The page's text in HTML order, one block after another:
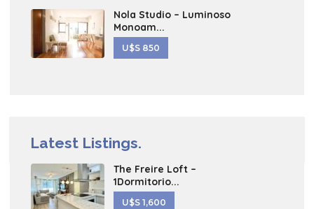
Nola Studio – Luminoso
Monoam...
U$S 850
Latest Listings.
The Freire Loft –
1Dormitorio...
U$S 1,600